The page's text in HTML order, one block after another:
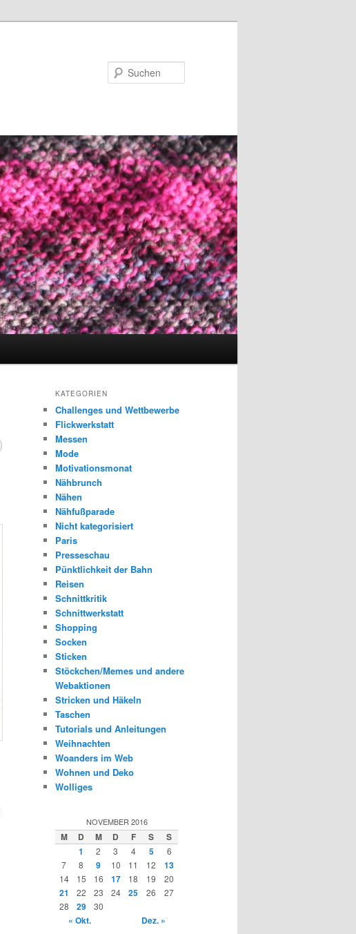
KATEGORIEN
Challenges und Wettbewerbe
Flickwerkstatt
Messen
Mode
Motivationsmonat
Nähbrunch
Nähen
Nähfußparade
Nicht kategorisiert
Paris
Presseschau
Pünktlichkeit der Bahn
Reisen
Schnittkritik
Schnittwerkstatt
Shopping
Socken
Sticken
Stöckchen/Memes und andere
Webaktionen
Stricken und Häkeln
Taschen
Tutorials und Anleitungen
Weihnachten
Woanders im Web
Wohnen und Deko
Wolliges
NOVEMBER 2016
M D M D F S
S
1
2 3 4 5
6
7
8 9 10 11 12 13
14 15 16 17 18 19 20
21 22 23 24 25 26
27
28
29 30
« Okt. Dez. »